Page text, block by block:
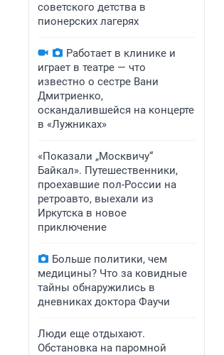
советского детства в
пионерских лагерях
Работает в клинике и
играет в театре — что
известно о сестре Вани
Дмитриенко,
оскандалившейся на концерте
в «Лужниках»
«Показали „Москвичу“
Байкал». Путешественники,
проехавшие пол-России на
ретроавто, выехали из
Иркутска в новое
приключение
Больше политики, чем
медицины? Что за ковидные
тайны обнаружились в
дневниках доктора Фаучи
Люди еще отдыхают.
Обстановка на паромной